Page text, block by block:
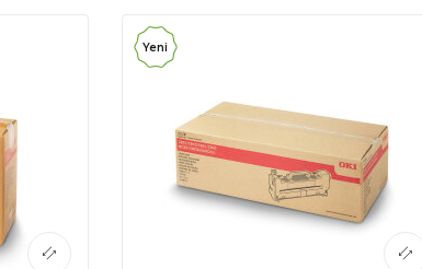
Yeni